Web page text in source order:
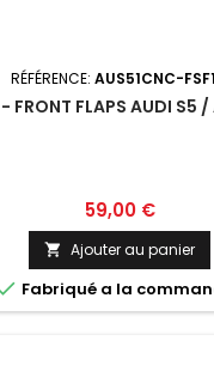
RÉFÉRENCE: AUS51CNC-
FRONT FLAPS AUDI S5 /
Prix
59,00 €
 Ajouter au panier
Fabriqué a la